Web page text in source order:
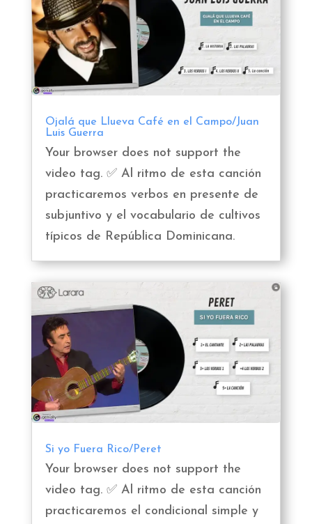
Ojalá que Llueva Café en el Campo/Juan
Luis Guerra
Your browser does not support the
video tag. ✅ Al ritmo de esta canción
practicaremos verbos en presente de
subjuntivo y el vocabulario de cultivos
típicos de República Dominicana.
Si yo Fuera Rico/Peret
Your browser does not support the
video tag. ✅ Al ritmo de esta canción
practicaremos el condicional simple y